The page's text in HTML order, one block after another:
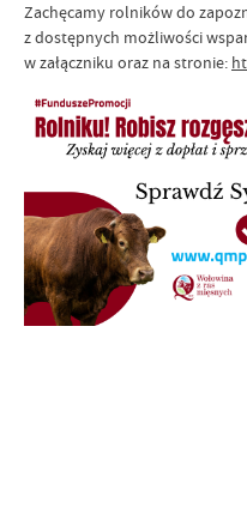
Zachęcamy rolników do
z dostępnych możliwości
w załączniku oraz na stronie: